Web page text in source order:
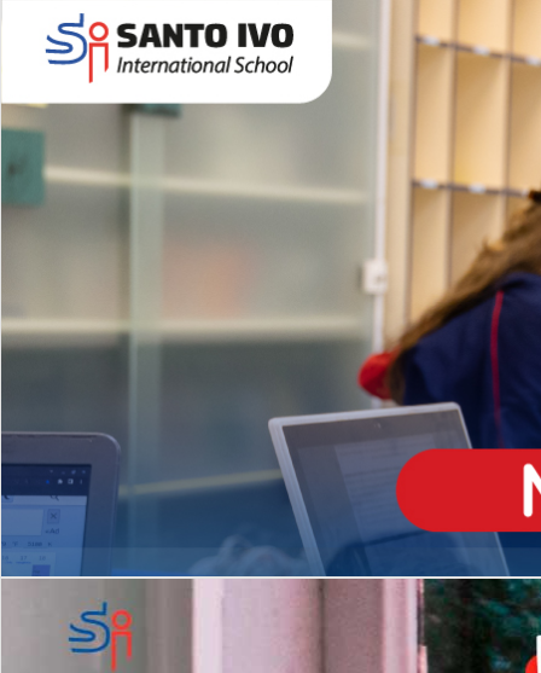
Novidades 2026 High School
Matrículas Abertas 2026
EDUCAÇÃO INFANTIL
Inglês todos os dias
MÉDIO
igh School
Dupla Diplomação
2º AO 5º ANO FUNDAMENTAL